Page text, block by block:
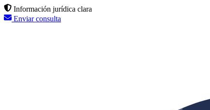
Información jurídica clara
Enviar consulta